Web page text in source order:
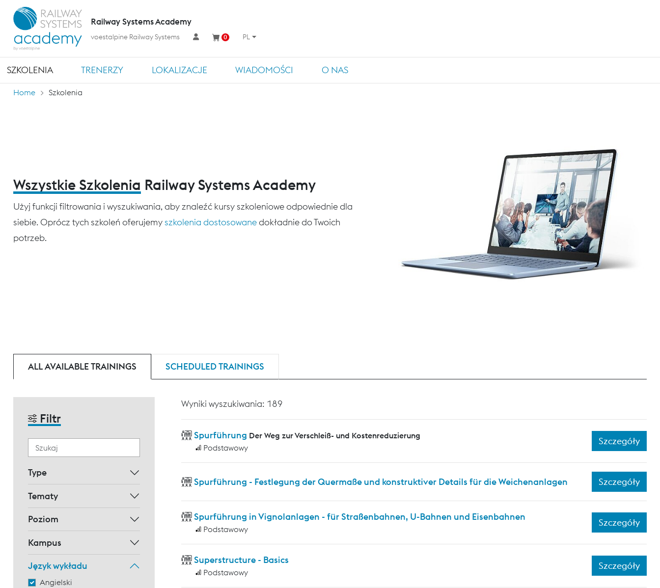
SZKOLENIA TRENERZY LOKALIZACJE WIADOMOŚCI O NAS
Railway Systems Academy
voestalpine Railway Systems 0 PL
Home Szkolenia
Wszystkie Szkolenia Railway Systems Academy
Użyj funkcji filtrowania i wyszukiwania, aby znaleźć kursy szkoleniowe odpowiednie dla
siebie. Oprócz tych szkoleń oferujemyszkolenia dostosowanedokładnie do Twoich
potrzeb.
ALL AVAILABLE TRAININGS SCHEDULED TRAININGS
Filtr
Type
Tematy
Poziom
Kampus
Język wykładu
Angielski
Wyniki wyszukiwania: 189
Spurführung Der Weg zur Verschleiß- und Kostenreduzierung
Podstawowy
Szczegóły
Spurführung - Festlegung der Quermaße und konstruktiver Details für die Weichenanlagen Szczegóły
Spurführung in Vignolanlagen - für Straßenbahnen, U-Bahnen und Eisenbahnen
Podstawowy
Szczegóły
Superstructure - Basics
Podstawowy
Szczegóły